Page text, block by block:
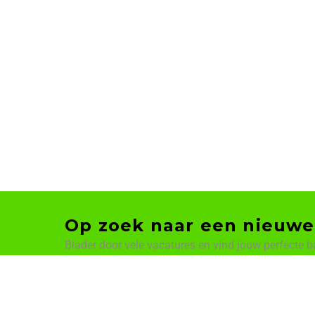
Op zoek naar een
Blader door vele vacatures en vind jouw perfecte